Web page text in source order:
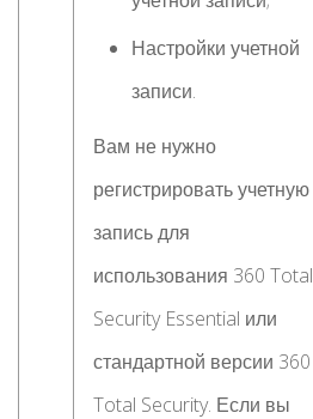
Настройки учетной
записи.
Вам не нужно
регистрировать учетную
запись для
использования 360 Total
Security Essential или
стандартной версии 360
Total Security. Если вы